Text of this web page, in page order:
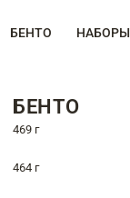
БЕНТО НАБОРЫ
БЕНТО
469 г
464 г